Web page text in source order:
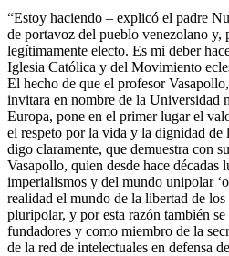
“Estoy haciendo – explicó el padre
de portavoz del pueblo venezolano y,
legítimamente electo. Es mi deber
Iglesia Católica y del Movimiento
El hecho de que el profesor
invitara en nombre de la Universidad
Europa, pone en el primer lugar el
el respeto por la vida y la dignidad de
digo claramente, que demuestra con
Vasapollo, quien desde hace décadas
imperialismos y del mundo unipolar
realidad el mundo de la libertad de
pluripolar, y por esta razón también
fundadores y como miembro de la
de la red de intelectuales en defensa